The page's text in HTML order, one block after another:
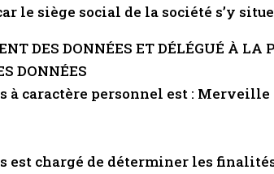
le siège social de la société s’y
DES DONNÉES ET DÉLÉGUÉ À LA
DONNÉES
à caractère personnel est :
est chargé de déterminer les